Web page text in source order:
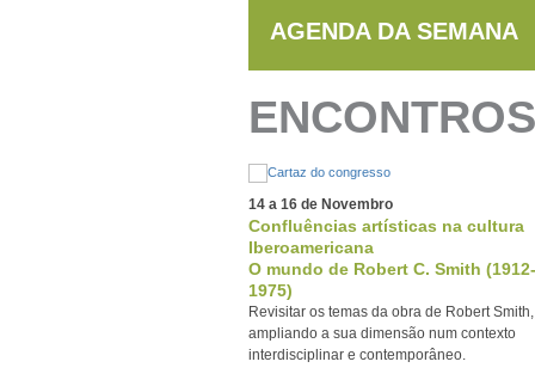
AGENDA DA SEMANA
14 a 16 de Novembro
Confluências artísticas na cultura
Iberoamericana
O mundo de Robert C. Smith (1912-
1975)
Revisitar os temas da obra de Robert Smith,
ampliando a sua dimensão num contexto
interdisciplinar e contemporâneo.